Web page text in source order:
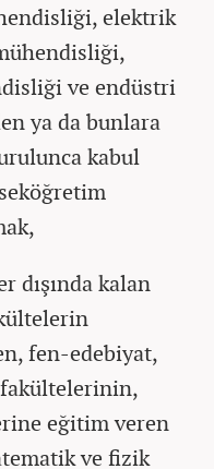
elektrik
ve endüstri
ya da bunlara
kabul
dışında kalan
fen-edebiyat,
eğitim veren
ve fizik